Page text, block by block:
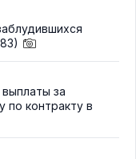
за
по контракту в